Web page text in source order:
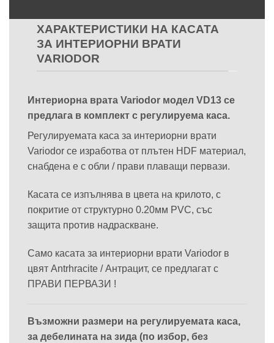
ХАРАКТЕРИСТИКИ НА КАСАТА
ЗА ИНТЕРИОРНИ ВРАТИ
VARIODOR
Интериорна врата Variodor модел VD13 се
предлага в комплект с регулируема каса.
Регулируемата каса за интериорни врати
Variodor се изработва от плътен HDF материал,
снабдена е с обли / прави плаващи первази.
Касата се изпълнява в цвета на крилото, с
покритие от структурно 0.20мм PVC, със
защита против надраскване.
Само касата за интериорни врати Variodor в
цвят Antrhracite / Антрацит, се предлагат с
ПРАВИ ПЕРВАЗИ !
Възможни размери на регулируемата каса,
за дебелината на зида (по избор, без